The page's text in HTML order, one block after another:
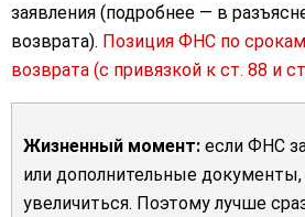
заявления (подробнее — в
возврата). Позиция ФНС по
возврата (с привязкой к ст. 88 и
Жизненный момент: если ФНС
или дополнительные документы,
увеличиться. Поэтому лучше